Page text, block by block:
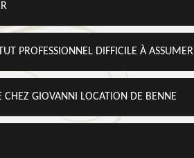
PROFESSIONNEL DIFFICILE À ASSUMER
CHEZ GIOVANNI LOCATION DE BENNE